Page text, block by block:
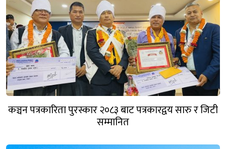
कञ्चन पत्रकारिता पुरस्कार २०८३ बाट पत्रकारद्वय सारु र जिटी
सम्मानित